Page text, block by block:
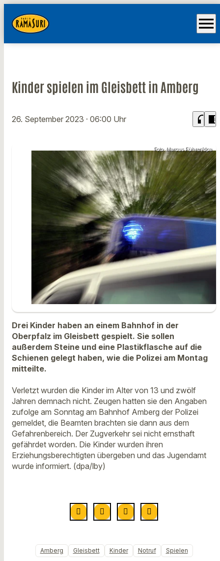
menu
Kinder spielen im Gleisbett in Amberg
26. September 2023 · 06:00 Uhr headphones chrome_reader_mode
Foto: Marcus Führer/dpa
Drei Kinder haben an einem Bahnhof in der
Oberpfalz im Gleisbett gespielt. Sie sollen
außerdem Steine und eine Plastikflasche auf die
Schienen gelegt haben, wie die Polizei am Montag
mitteilte.
Verletzt wurden die Kinder im Alter von 13 und zwölf
Jahren demnach nicht. Zeugen hatten sie den Angaben
zufolge am Sonntag am Bahnhof Amberg der Polizei
gemeldet, die Beamten brachten sie dann aus dem
Gefahrenbereich. Der Zugverkehr sei nicht ernsthaft
gefährdet worden. Die Kinder wurden ihren
Erziehungsberechtigten übergeben und das Jugendamt
wurde informiert. (dpa/lby)
Amberg Gleisbett Kinder Notruf Spielen